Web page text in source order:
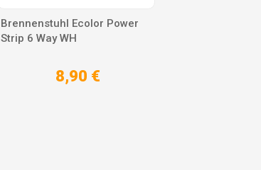
Brennenstuhl Ecolor Power
Strip 6 Way WH
8,90 €